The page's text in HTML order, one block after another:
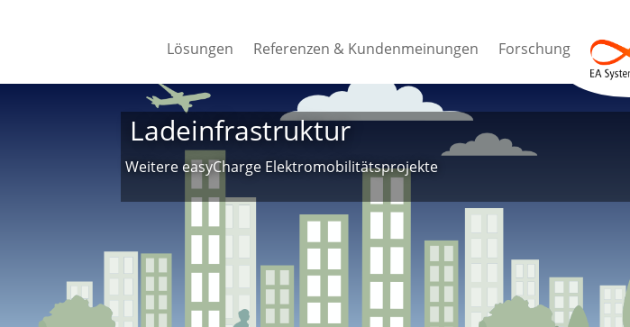
Lösungen Referenzen & Kundenmeinungen Forschung
Ladeinfrastruktur
Weitere easyCharge Elektromobilitätsprojekte